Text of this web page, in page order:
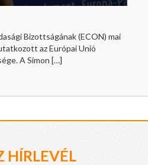
Bizottságának (ECON) mai
az Európai Unió
A Simon […]
HÍRLEVÉL